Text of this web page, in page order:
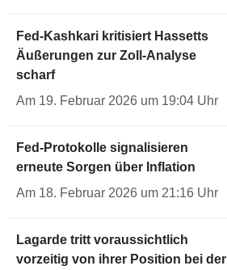
Fed-Kashkari kritisiert Hassetts
Äußerungen zur Zoll-Analyse
scharf
Am 19. Februar 2026 um 19:04 Uhr
Fed-Protokolle signalisieren
erneute Sorgen über Inflation
Am 18. Februar 2026 um 21:16 Uhr
Lagarde tritt voraussichtlich
vorzeitig von ihrer Position bei der